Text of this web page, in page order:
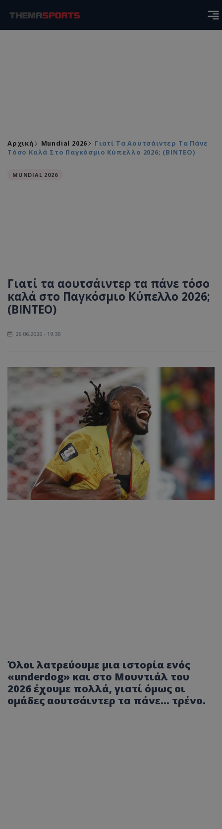
Αρχική Mundial 2026
Γιατί Τα Αουτσάιντερ Τα Πάνε
Τόσο Καλά Στο Παγκόσμιο Κύπελλο 2026; (ΒΙΝΤΕΟ)
MUNDIAL 2026
Γιατί τα αουτσάιντερ τα πάνε τόσο
καλά στο Παγκόσμιο Κύπελλο 2026;
(ΒΙΝΤΕΟ)
26.06.2026 - 19:30
Όλοι λατρεύουμε μια ιστορία ενός
«underdog» και στο Μουντιάλ του
2026 έχουμε πολλά, γιατί όμως οι
ομάδες αουτσάιντερ τα πάνε... τρένο.